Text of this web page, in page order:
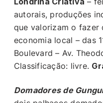
autorais, produções
que valorizam o
economia local – das
Boulevard – Av.
Classificação: livre.
Domadores de